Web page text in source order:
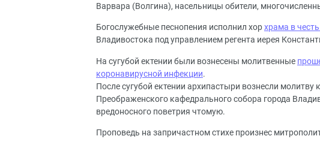
Варвара (Волгина), насельницы обители,
Богослужебные песнопения исполнил хорхрама в
Владивостока под управлением регента иерея
На сугубой ектении были вознесены молитвенные
коронавирусной инфекции.
После сугубой ектении архипастыри вознесли молитву
Преображенского кафедрального собора города
вредоносного поветрия чтомую.
Проповедь на запричастном стихе произнес